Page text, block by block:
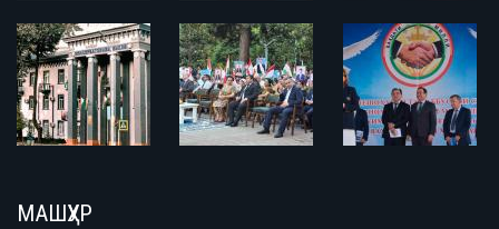
МАШҲУР